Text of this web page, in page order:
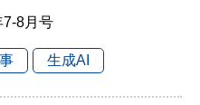
7-8月号
生成AI